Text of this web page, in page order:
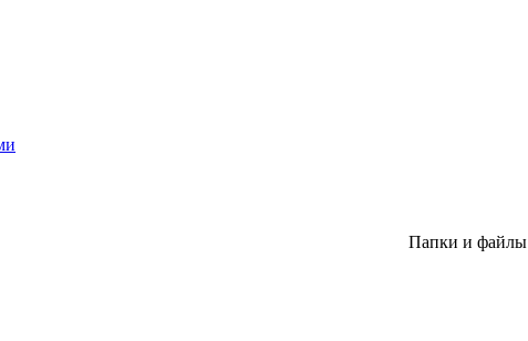
Папки и файлы